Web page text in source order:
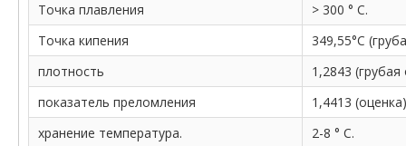
Точка плавления
> 300 ° C.
Точка кипения
349,55°С
плотность
1,2843 (грубая
показатель преломления
1,4413 (оценка)
хранение температура.
2-8 ° C.